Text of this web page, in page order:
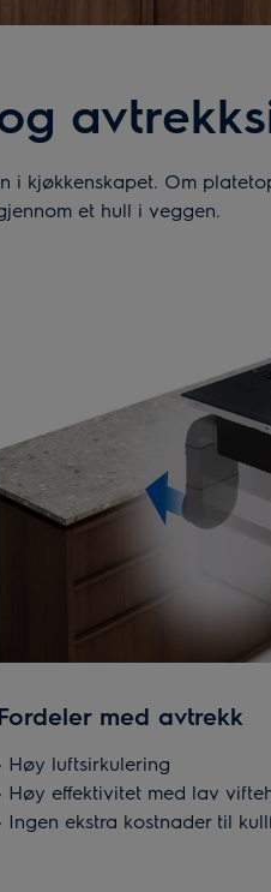
i kjøkkenskapet. Om
et hull i veggen.
med avtrekk
Høy luftsirkulering
Høy effektivitet med lav
Ingen ekstra kostnader til